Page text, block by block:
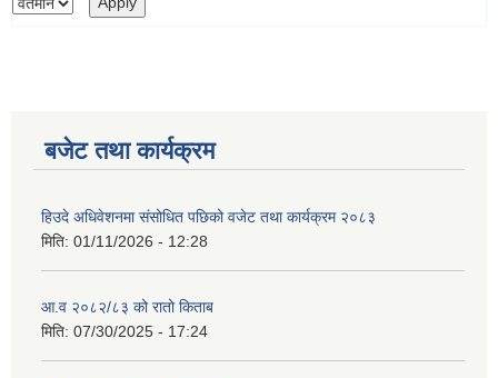
बजेट तथा कार्यक्रम
हिउदे अधिवेशनमा संसोधित पछिको वजेट तथा कार्यक्रम २०८३
मिति: 01/11/2026 - 12:28
आ.व २०८२/८३ को रातो किताब
मिति: 07/30/2025 - 17:24